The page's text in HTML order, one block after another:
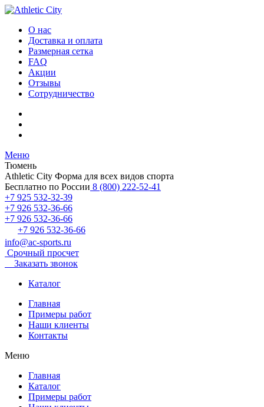
О нас
Доставка и оплата
Размерная сетка
FAQ
Акции
Отзывы
Сотрудничество
Меню
Тюмень
Athletic City Форма для всех видов спорта
Бесплатно по России 8 (800) 222-52-41
+7 925 532-32-39
+7 926 532-36-66
+7 926 532-36-66
+7 926 532-36-66
info@ac-sports.ru
Срочный просчет
Заказать звонок
Каталог
Главная
Примеры работ
Наши клиенты
Контакты
Меню
Главная
Каталог
Примеры работ